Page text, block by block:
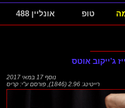
טופ אונליין 488
ג’ייקוב אוטס
נוסף 17 במאי 2017
רייטינג: 2.96 (1846)
, פורסם ע"י: קריס